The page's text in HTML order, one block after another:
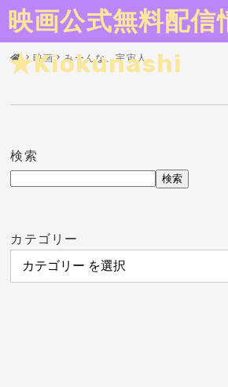
映画公式無料配信
★Kiokunashi
映画 みーんな、宇宙人。
検索
検索
カテゴリー